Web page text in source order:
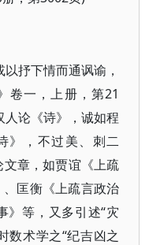
抒下情而通讽谕，
卷一，上册，第21
论《诗》，诚如程
》，不过美、刺二
章，如贾谊《上疏
匡衡《上疏言政治
》等，又多引述“灾
数术学之“纪吉凶之